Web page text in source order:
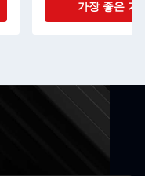
가장 좋은 가